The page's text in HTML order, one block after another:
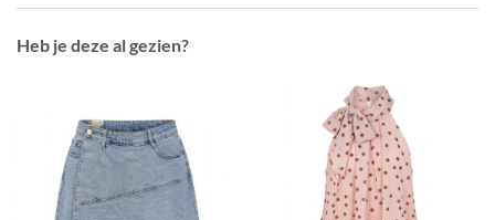
Heb je deze al gezien?